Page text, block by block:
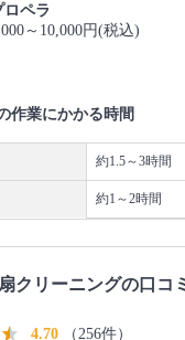
ロペラ
～10,000円(税込)
作業にかかる時間
約1.5～3時間
約1～2時間
クリーニングの口コ
4.70 （256件）